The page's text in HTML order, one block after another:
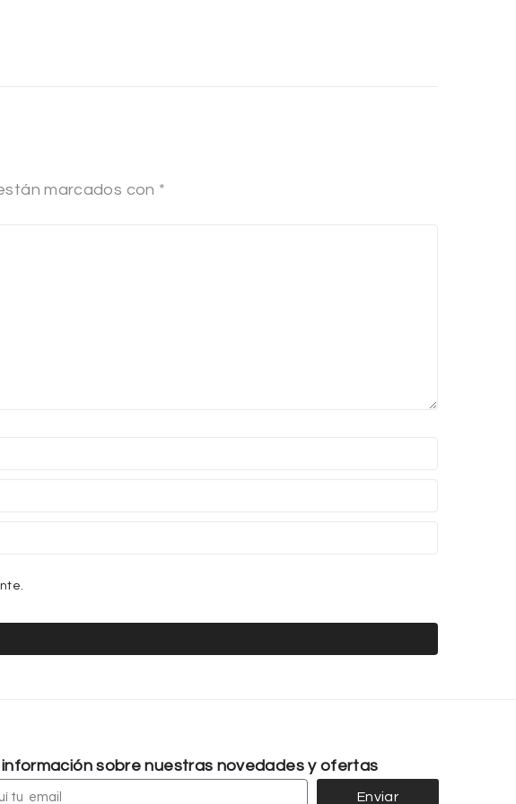
marcados con *
información sobre nuestras novedades y ofertas
Enviar